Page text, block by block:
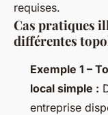
requises.
Cas pratiques
différentes
Exemple 1 –
local simple :
entreprise